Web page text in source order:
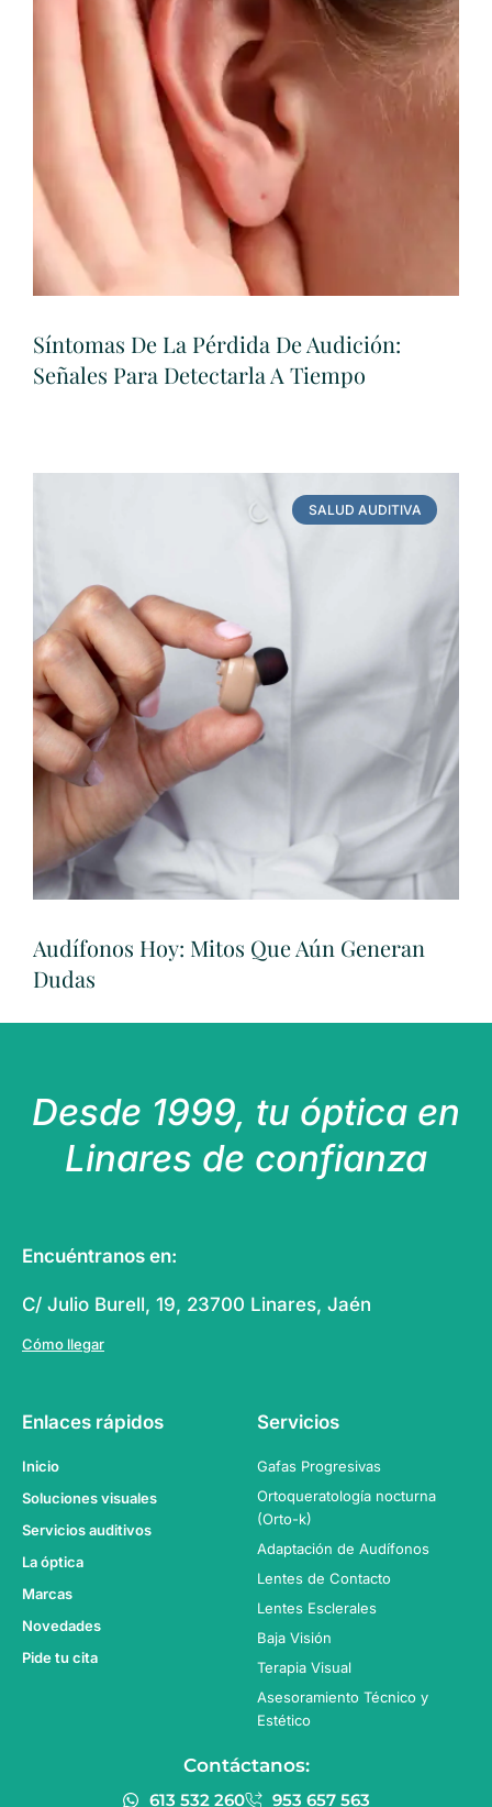
Síntomas De La Pérdida De Audición:
Señales Para Detectarla A Tiempo
SALUD AUDITIVA
Audífonos Hoy: Mitos Que Aún Generan
Dudas
Desde 1999, tu óptica en
Linares de confianza
Encuéntranos en:
C/ Julio Burell, 19, 23700 Linares, Jaén
Cómo llegar
Enlaces rápidos
Inicio
Soluciones visuales
Servicios auditivos
La óptica
Marcas
Novedades
Pide tu cita
Servicios
Gafas Progresivas
Ortoqueratología nocturna
(Orto-k)
Adaptación de Audífonos
Lentes de Contacto
Lentes Esclerales
Baja Visión
Terapia Visual
Asesoramiento Técnico y
Estético
Contáctanos:
613 532 260 953 657 563